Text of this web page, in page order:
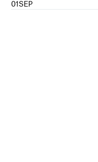
01SEP